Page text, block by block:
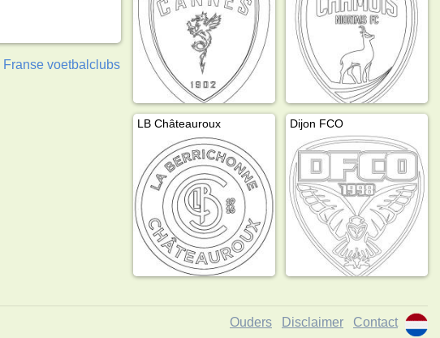
Franse voetbalclubs
LB Châteauroux Dijon FCO
Ouders Disclaimer Contact